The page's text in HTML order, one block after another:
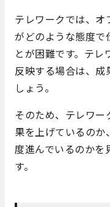
テレワークでは、オ
がどのような態度で
とが困難です。テ
反映する場合は、
しょう。
そのため、テレワ
果を上げているの
度進んでいるのかを
す。